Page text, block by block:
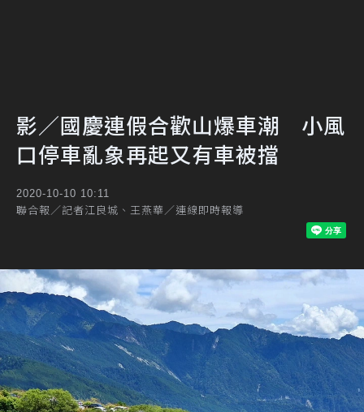
影／國慶連假合歡山爆車潮 小風
口停車亂象再起又有車被擋
2020-10-10 10:11
聯合報／記者江良城、王燕華／連線即時報導